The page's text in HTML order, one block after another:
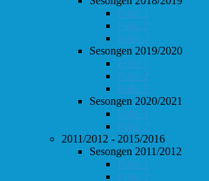
Follo 1
Follo 2
Follo 3
Sesongen 2019/2020
Follo 1
Follo 2
Follo 3
Sesongen 2020/2021
Follo 1
Follo 2
2011/2012 - 2015/2016
Sesongen 2011/2012
Follo 1
Follo 2